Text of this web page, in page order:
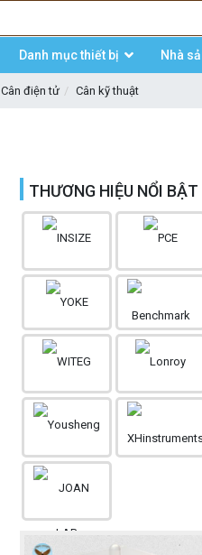
Danh mục thiết bị Nhà
Cân điện tử Cân kỹ thuật
THƯƠNG HIỆU NỔI BẬT